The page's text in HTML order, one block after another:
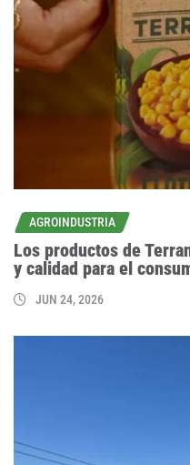
AGROINDUSTRIA
Los productos de
y calidad para el
JUN 24, 2026